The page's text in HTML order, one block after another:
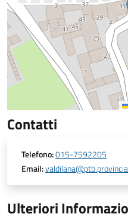
Contatti
Telefono:015-7592205
Email:
Ulteriori